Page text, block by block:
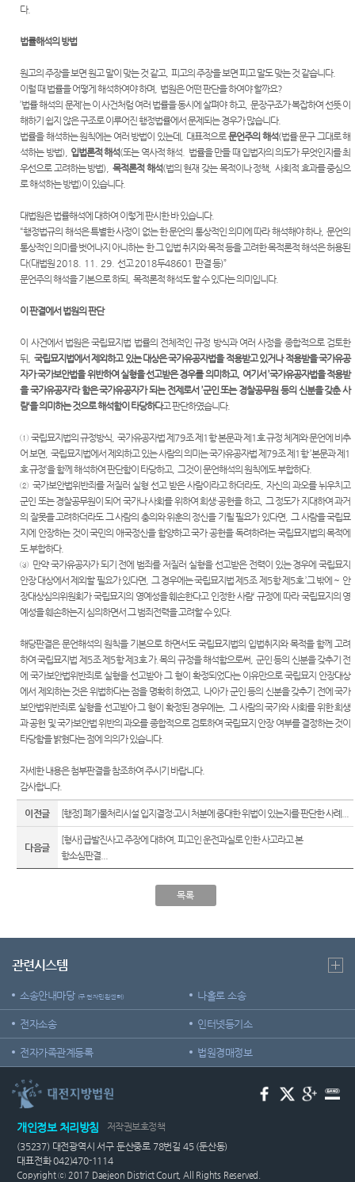
다.
법률해석의 방법
원고의 주장을 보면 원고 말이 맞는 것 같고,피고의 주장을 보면 피고 말도 맞는 것 같습니다.
이럴 때 법률을 어떻게 해석하여야 하며
법원은 어떤 판단을 하여야 할까요?
’법률 해석의 문제‘는 이 사건처럼 여러 법률을 동시에 살펴야 하고, 문장구조가 복잡하여 선뜻 이
해하기 쉽지 않은 구조로 이루어진 행정법률에서 문제되는 경우가 많습니다.
법률을 해석하는 원칙에는 여러 방법이 있는데
대표적으로문언주의 해석(법률 문구 그대로 해
석하는 방법), 입법론적 해석(또는 역사적 해석
법률을 만들 때 입법자의 의도가 무엇인지를 최
우선으로 고려하는 방법),목적론적 해석(법의 현재 갖는 목적이나 정책 사회적 효과를 중심으
로 해석하는 방법)이 있습니다.
대법원은 법률해석에 대하여 이렇게 판시한 바 있습니다.
“행정법규의 해석은 특별한 사정이 없는 한 문언의 통상적인 의미에 따라 해석해야 하나,문언의
통상적인 의미를 벗어나지 아니하는 한 그 입법 취지와 목적 등을 고려한 목적론적 해석은 허용된
다(대법원 2018. 11. 29.선고2018두48601판결 등)”
문언주의 해석을 기본으로 하되 ,목적론적 해석도 할 수 있다는 의미입니다.
이 판결에서 법원의 판단
이 사건에서 법원은 국립묘지법 법률의 전체적인 규정 방식과 여러 사정을 종합적으로 검토한
뒤
국립묘지법에서 제외하고 있는 대상은 국가유공자법을 적용받고 있거나 적용받을 국가유공
자가 국가보안법을 위반하여 실형을 선고받은 경우를 의미하고, 여기서’국가유공자법을 적용받
을 국가유공자‘라 함은 국가유공자가 되는 전제로서 ’군인 또는 경찰공무원 등의 신분을 갖춘 사
람‘을 의미하는 것으로 해석함이 타당하다고 판단하였습니다.
①국립묘지법의 규정방식 ,국가유공자법 제 79조 제 1항 본문과 제 1호 규정 체계와 문언에 비추
어 보면 ,국립묘지법에서 제외하고 있는 사람의 의미는 국가유공자법 제 79조 제 1항’본문과 제 1
호 규정‘을 함께 해석하여 판단함이 타당하고,그것이 문언해석의 원칙에도 부합하다.
②국가보안법위반죄를 저질러 실형 선고 받은 사람이라고 하더라도,자신의 과오를 뉘우치고
군인 또는 경찰공무원이 되어 국가나 사회를 위하여 희생·공헌을 하고, 그 정도가 지대하여 과거
의 잘못을 고려하더라도 그 사람의 충의와 위훈의 정신을 기릴 필요가 있다면,그 사람을 국립묘
지에 안장하는 것이 국민의 애국정신을 함양하고 국가 공헌을 독려하려는 국립묘지법의 목적에
도 부합하다.
③ 만약 국가유공자가 되기 전에 범죄를 저질러 실형을 선고받은 전력이 있는 경우에 국립묘지
안장 대상에서 제외할 필요가 있다면, 그 경우에는 국립묘지법 제 5조 제 5항 제 5호’그 밖에 ~ 안
장대상심의위원회가 국립묘지의 영예성을 훼손한다고 인정한 사람‘규정에 따라 국립묘지의 영
예성을 훼손하는지 심의하면서 그 범죄전력을 고려할 수 있다.
해당판결은 문언해석의 원칙을 기본으로 하면서도 국립묘지법의 입법취지와 목적을 함께 고려
하여 국립묘지법 제 5조 제 5항 제 3호 가.목의 규정을 해석함으로써 ,군인 등의 신분을 갖추기 전
에 국가보안법위반죄로 실형을 선고받아 그 형이 확정되었다는 이유만으로 국립묘지 안장대상
에서 제외하는 것은 위법하다는 점을 명확히 하였고, 나아가 군인 등의 신분을 갖추기 전에 국가
보안법위반죄로 실형을 선고받아 그 형이 확정된 경우에는, 그 사람의 국가와 사회를 위한 희생
과 공헌 및 국가보안법 위반의 과오를 종합적으로 검토하여 국립묘지 안장 여부를 결정하는 것이
타당함을 밝혔다는 점에 의의가 있습니다.
자세한 내용은 첨부판결을 참조하여 주시기 바랍니다.
감사합니다.
이전글 [행정] 폐기물처리시설 입지결정·고시 처분에 중대한 위법이 있는지를 판단한 사례...
다음글
[형사] 급발진사고 주장에 대하여, 피고인 운전과실로 인한 사고라고 본
항소심판결...
목록
관련시스템
소송안내마당 (구 전자민원센터) 나홀로 소송
전자소송 인터넷등기소
전자가족관계등록 법원경매정보
개인정보 처리방침
저작권보호정책
(35237) 대전광역시 서구 둔산중로 78번길 45 (둔산동)
대표전화 042)470-1114
Copyright ⓒ 2017 Daejeon District Court, All Rights Reserved.